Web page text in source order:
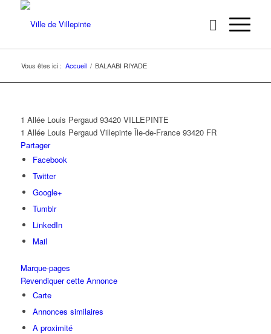
Vous êtes ici : Accueil / BALAABI RIYADE
1 Allée Louis Pergaud 93420 VILLEPINTE
1 Allée Louis Pergaud Villepinte Île-de-France 93420 FR
Partager
Facebook
Twitter
Google+
Tumblr
LinkedIn
Mail
Marque-pages
Revendiquer cette Annonce
Carte
Annonces similaires
A proximité